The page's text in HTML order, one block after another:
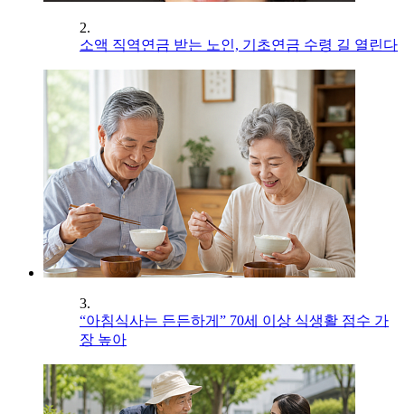
2.
소액 직역연금 받는 노인, 기초연금 수령 길 열린다
3.
“아침식사는 든든하게” 70세 이상 식생활 점수 가
장 높아